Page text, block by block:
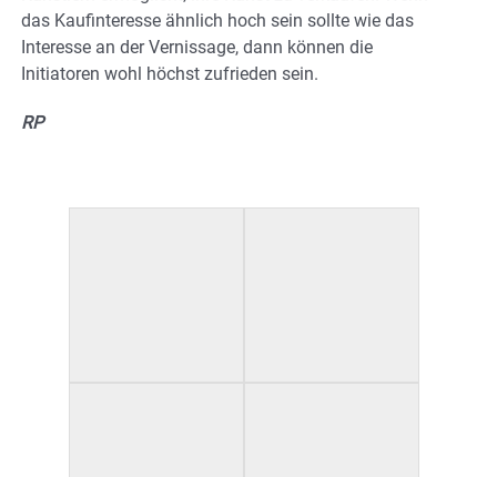
das Kaufinteresse ähnlich hoch sein sollte wie das
Interesse an der Vernissage, dann können die
Initiatoren wohl höchst zufrieden sein.
RP